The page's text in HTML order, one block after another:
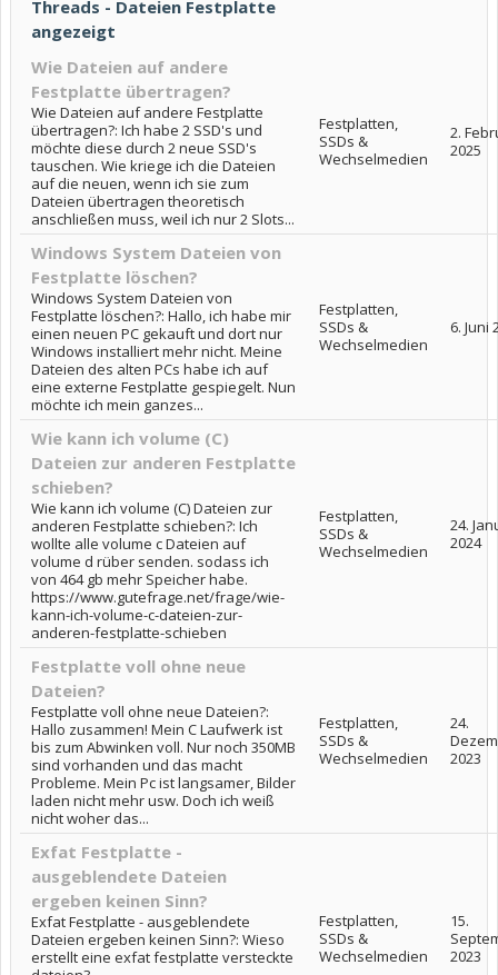
Threads - Dateien Festplatte
angezeigt
Wie Dateien auf andere
Festplatte übertragen?
Wie Dateien auf andere Festplatte
übertragen?: Ich habe 2 SSD's und
möchte diese durch 2 neue SSD's
tauschen. Wie kriege ich die Dateien
auf die neuen, wenn ich sie zum
Dateien übertragen theoretisch
anschließen muss, weil ich nur 2 Slots...
Festplatten,
SSDs &
Wechselmedien
2.
2025
Windows System Dateien von
Festplatte löschen?
Windows System Dateien von
Festplatte löschen?: Hallo, ich habe mir
einen neuen PC gekauft und dort nur
Windows installiert mehr nicht. Meine
Dateien des alten PCs habe ich auf
eine externe Festplatte gespiegelt. Nun
möchte ich mein ganzes...
Festplatten,
SSDs &
Wechselmedien
6. Juni
Wie kann ich volume (C)
Dateien zur anderen Festplatte
schieben?
Wie kann ich volume (C) Dateien zur
anderen Festplatte schieben?: Ich
wollte alle volume c Dateien auf
volume d rüber senden. sodass ich
von 464 gb mehr Speicher habe.
https://www.gutefrage.net/frage/wie-
kann-ich-volume-c-dateien-zur-
anderen-festplatte-schieben
Festplatten,
SSDs &
Wechselmedien
24.
2024
Festplatte voll ohne neue
Dateien?
Festplatte voll ohne neue Dateien?:
Hallo zusammen! Mein C Laufwerk ist
bis zum Abwinken voll. Nur noch 350MB
sind vorhanden und das macht
Probleme. Mein Pc ist langsamer, Bilder
laden nicht mehr usw. Doch ich weiß
nicht woher das...
Festplatten,
SSDs &
Wechselmedien
24.
2023
Exfat Festplatte -
ausgeblendete Dateien
ergeben keinen Sinn?
Exfat Festplatte - ausgeblendete
Dateien ergeben keinen Sinn?: Wieso
erstellt eine exfat festplatte versteckte
Festplatten,
SSDs &
Wechselmedien
15.
2023